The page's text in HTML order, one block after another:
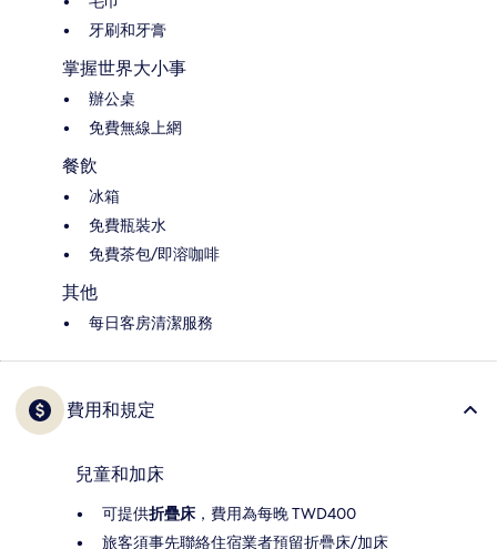
牙刷和牙膏
掌握世界大小事
辦公桌
免費無線上網
餐飲
冰箱
免費瓶裝水
免費茶包/即溶咖啡
其他
每日客房清潔服務
費用和規定
兒童和加床
可提供折疊床 ，費用為每晚 TWD400
旅客須事先聯絡住宿業者預留折疊床/加床